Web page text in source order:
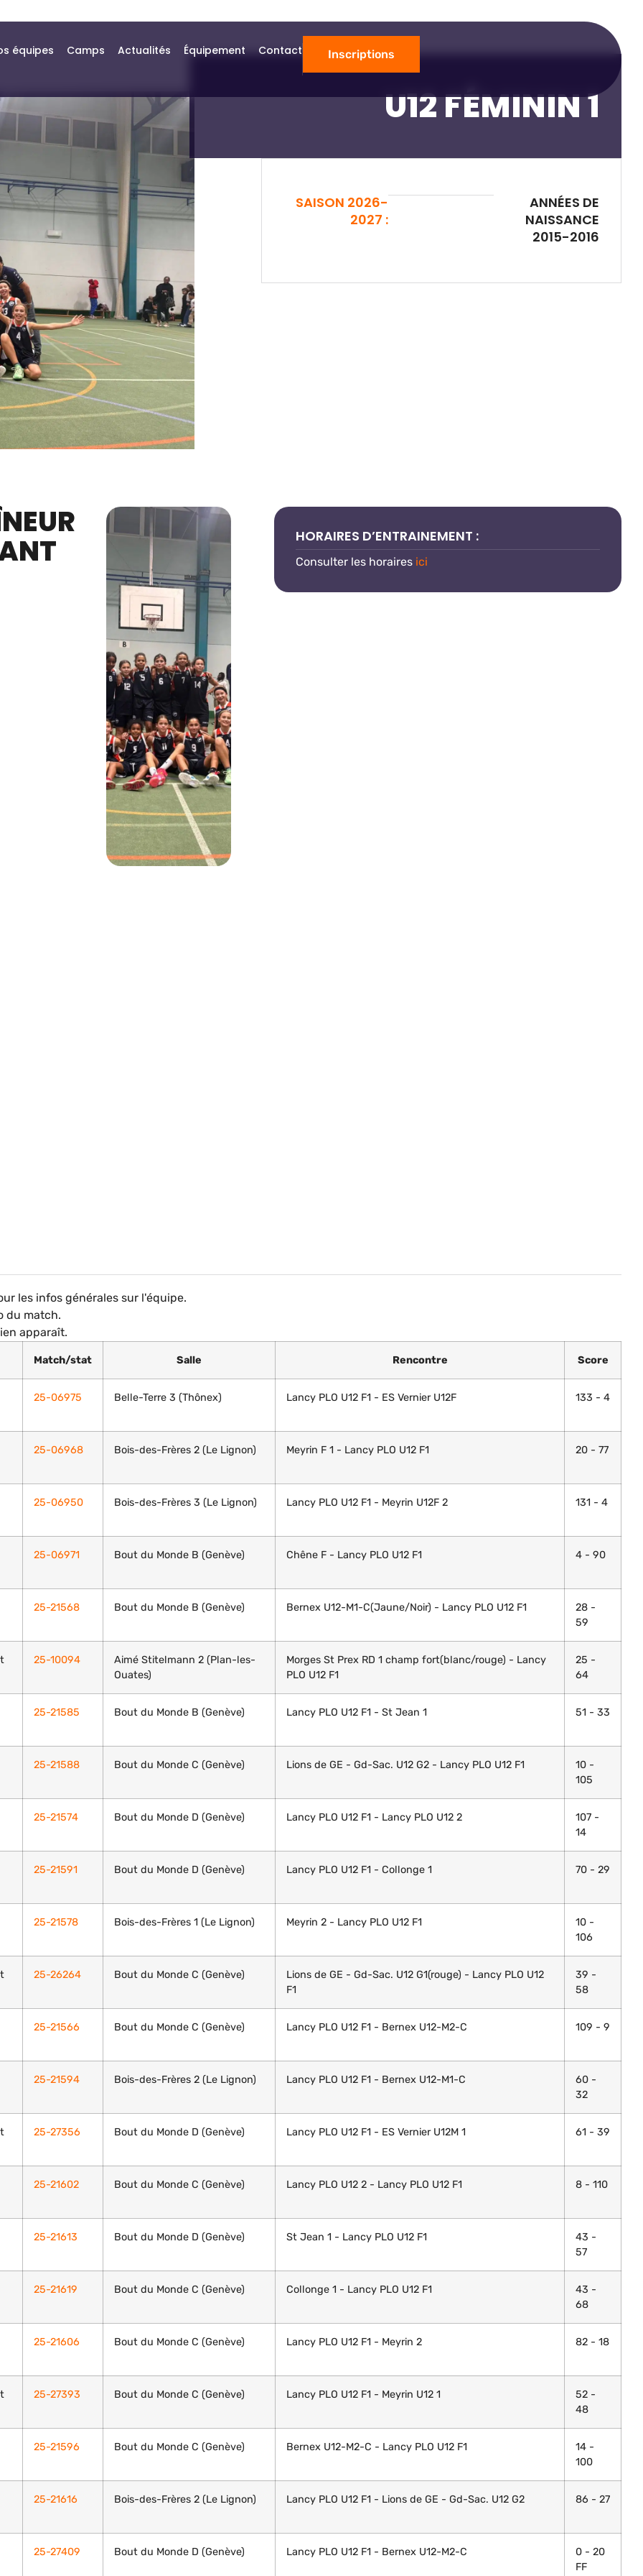
équipes Camps Actualités Équipement Contact Inscriptions
U12 FÉMININ 1
SAISON 2026-
2027 :
ANNÉES DE
NAISSANCE
2015-2016
HORAIRES D’ENTRAINEMENT :
Consulter les horaires ici
les infos générales sur l'équipe.
du match.
apparaît.
Match/stat Salle Rencontre Score
25-06975 Belle-Terre 3 (Thônex) Lancy PLO U12 F1 - ES Vernier U12F 133 - 4
25-06968 Bois-des-Frères 2 (Le Lignon) Meyrin F 1 - Lancy PLO U12 F1 20 - 77
25-06950 Bois-des-Frères 3 (Le Lignon) Lancy PLO U12 F1 - Meyrin U12F 2 131 - 4
25-06971 Bout du Monde B (Genève) Chêne F - Lancy PLO U12 F1 4 - 90
25-21568 Bout du Monde B (Genève) Bernex U12-M1-C(Jaune/Noir) - Lancy PLO U12 F1
28 -
59
25-10094
Aimé Stitelmann 2 (Plan-les-
Ouates)
Morges St Prex RD 1 champ fort(blanc/rouge) - Lancy
PLO U12 F1
25 -
64
25-21585 Bout du Monde B (Genève) Lancy PLO U12 F1 - St Jean 1 51 - 33
25-21588 Bout du Monde C (Genève) Lions de GE - Gd-Sac. U12 G2 - Lancy PLO U12 F1
10 -
105
25-21574 Bout du Monde D (Genève) Lancy PLO U12 F1 - Lancy PLO U12 2
107 -
14
25-21591 Bout du Monde D (Genève) Lancy PLO U12 F1 - Collonge 1 70 - 29
25-21578 Bois-des-Frères 1 (Le Lignon) Meyrin 2 - Lancy PLO U12 F1
10 -
106
25-26264 Bout du Monde C (Genève)
Lions de GE - Gd-Sac. U12 G1(rouge) - Lancy PLO U12
F1
39 -
58
25-21566 Bout du Monde C (Genève) Lancy PLO U12 F1 - Bernex U12-M2-C 109 - 9
25-21594 Bois-des-Frères 2 (Le Lignon) Lancy PLO U12 F1 - Bernex U12-M1-C
60 -
32
25-27356 Bout du Monde D (Genève) Lancy PLO U12 F1 - ES Vernier U12M 1 61 - 39
25-21602 Bout du Monde C (Genève) Lancy PLO U12 2 - Lancy PLO U12 F1 8 - 110
25-21613 Bout du Monde D (Genève) St Jean 1 - Lancy PLO U12 F1
43 -
57
25-21619 Bout du Monde C (Genève) Collonge 1 - Lancy PLO U12 F1
43 -
68
25-21606 Bout du Monde C (Genève) Lancy PLO U12 F1 - Meyrin 2 82 - 18
25-27393 Bout du Monde C (Genève) Lancy PLO U12 F1 - Meyrin U12 1
52 -
48
25-21596 Bout du Monde C (Genève) Bernex U12-M2-C - Lancy PLO U12 F1
14 -
100
25-21616 Bois-des-Frères 2 (Le Lignon) Lancy PLO U12 F1 - Lions de GE - Gd-Sac. U12 G2 86 - 27
25-27409 Bout du Monde D (Genève) Lancy PLO U12 F1 - Bernex U12-M2-C
0 - 20
FF